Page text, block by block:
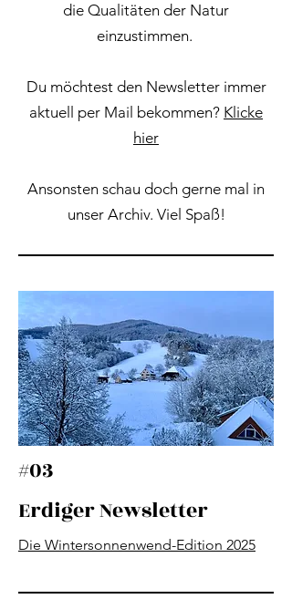
die Qualitäten der Natur
einzustimmen.
Du möchtest den Newsletter immer
aktuell per Mail bekommen? Klicke
hier
Ansonsten schau doch gerne mal in
unser Archiv. Viel Spaß!
#03
Erdiger Newsletter
Die Wintersonnenwend-Edition 2025